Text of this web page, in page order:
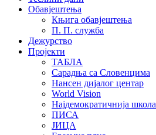
Обавјештења
Књига обавјештења
П. П. служба
Дежурство
Пројекти
ТАБЛА
Сарадња са Словенцима
Нансен дијалог центар
World Vision
Најдемократичнија школа
ПИСА
ЈИЦА